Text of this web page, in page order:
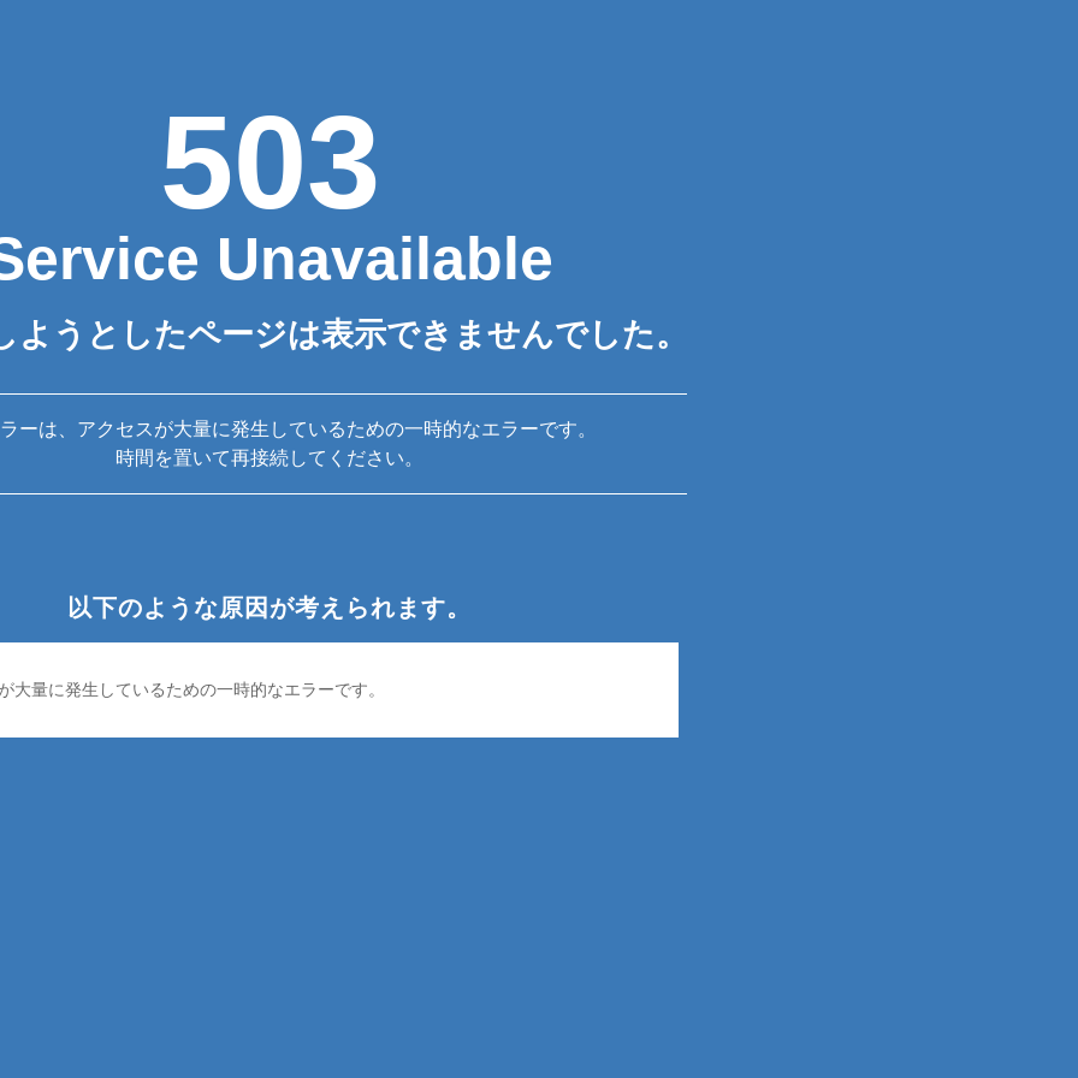
503
Unavailable
ようとしたページは表示できませんでした。
ーは、アクセスが大量に発生しているための一時的なエラーです。
時間を置いて再接続してください。
以下のような原因が考えられます。
大量に発生しているための一時的なエラーです。